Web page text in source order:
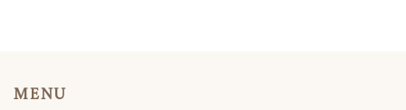
MENU